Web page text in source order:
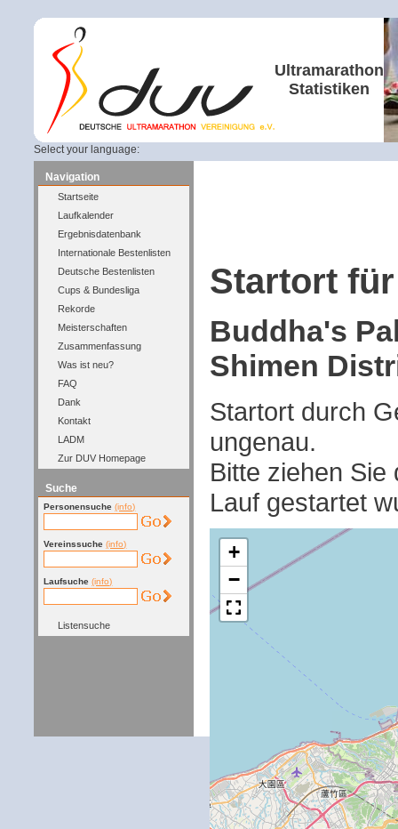
Ultramarathon
Statistiken
Select your language:
Navigation
Startseite
Laufkalender
Ergebnisdatenbank
Internationale Bestenlisten
Deutsche Bestenlisten
Cups & Bundesliga
Rekorde
Meisterschaften
Zusammenfassung
Was ist neu?
FAQ
Dank
Kontakt
LADM
Zur DUV Homepage
Suche
Personensuche (info)
Vereinssuche (info)
Laufsuche (info)
Listensuche
Startort für
Buddha's
Shimen
Startort durch
ungenau.
Bitte ziehen
Lauf gestartet
+
−